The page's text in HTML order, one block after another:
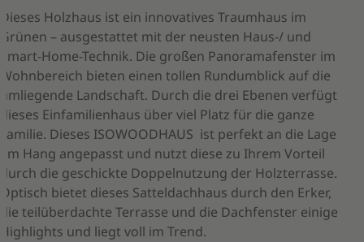
Dieses Holzhaus ist ein innovatives Traumhaus im
Grünen – ausgestattet mit der neusten Haus-/ und
Smart-Home-Technik. Die großen Panoramafenster im
Wohnbereich bieten einen tollen Rundumblick auf die
umliegende Landschaft. Durch die drei Ebenen verfügt
dieses Einfamilienhaus über viel Platz für die ganze
Familie. Dieses ISOWOODHAUS ist perfekt an die Lage
am Hang angepasst und nutzt diese zu Ihrem Vorteil
durch die geschickte Doppelnutzung der Holzterrasse.
Optisch bietet dieses Satteldachhaus durch den Erker,
die teilüberdachte Terrasse und die Dachfenster einige
Highlights und liegt voll im Trend.